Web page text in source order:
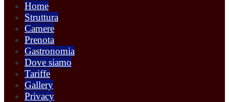
Home
Struttura
Camere
Prenota
Gastronomia
Dove siamo
Tariffe
Gallery
Privacy